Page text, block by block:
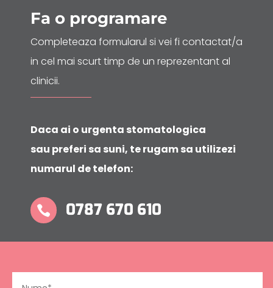
Fa o programare
Completeaza formularul si vei fi contactat/a
in cel mai scurt timp de un reprezentant al
clinicii.
Daca ai o urgenta stomatologica
sau preferi sa suni, te rugam sa utilizezi
numarul de telefon:
 0787 670 610